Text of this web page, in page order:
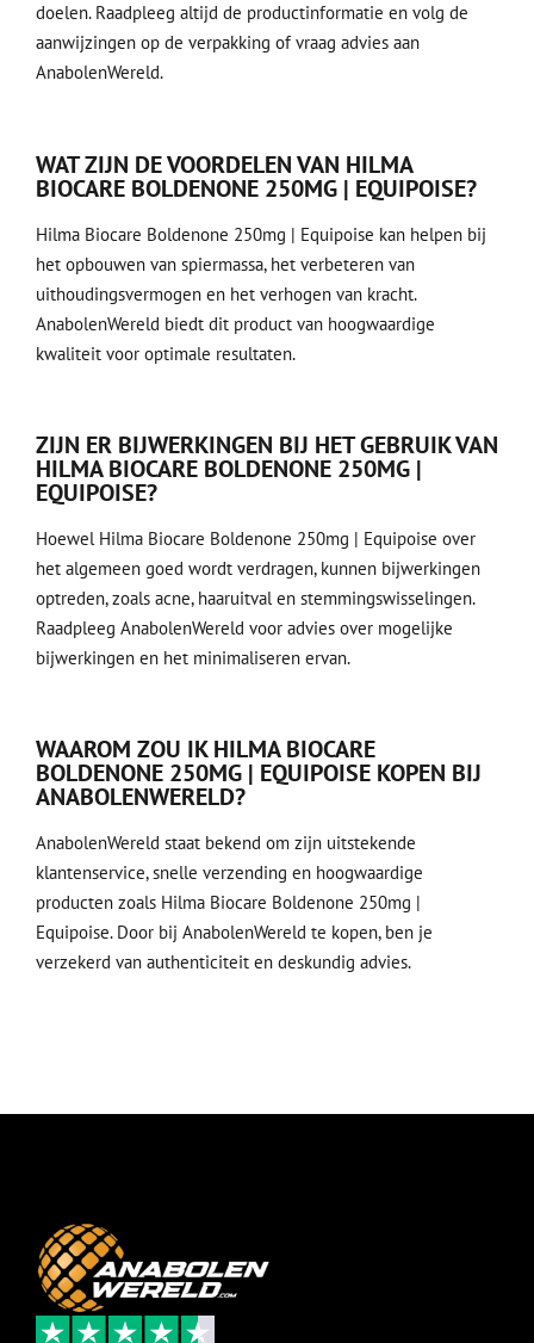
doelen. Raadpleeg altijd de productinformatie en volg de
aanwijzingen op de verpakking of vraag advies aan
AnabolenWereld.
WAT ZIJN DE VOORDELEN VAN HILMA
BIOCARE BOLDENONE 250MG | EQUIPOISE?
Hilma Biocare Boldenone 250mg | Equipoise kan helpen bij
het opbouwen van spiermassa, het verbeteren van
uithoudingsvermogen en het verhogen van kracht.
AnabolenWereld biedt dit product van hoogwaardige
kwaliteit voor optimale resultaten.
ZIJN ER BIJWERKINGEN BIJ HET GEBRUIK VAN
HILMA BIOCARE BOLDENONE 250MG |
EQUIPOISE?
Hoewel Hilma Biocare Boldenone 250mg | Equipoise over
het algemeen goed wordt verdragen, kunnen bijwerkingen
optreden, zoals acne, haaruitval en stemmingswisselingen.
Raadpleeg AnabolenWereld voor advies over mogelijke
bijwerkingen en het minimaliseren ervan.
WAAROM ZOU IK HILMA BIOCARE
BOLDENONE 250MG | EQUIPOISE KOPEN BIJ
ANABOLENWERELD?
AnabolenWereld staat bekend om zijn uitstekende
klantenservice, snelle verzending en hoogwaardige
producten zoals Hilma Biocare Boldenone 250mg |
Equipoise. Door bij AnabolenWereld te kopen, ben je
verzekerd van authenticiteit en deskundig advies.